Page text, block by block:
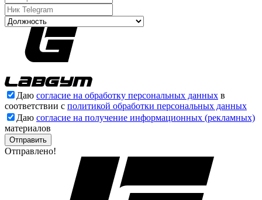
Даю согласие на обработку персональных данных в
соответствии с политикой обработки персональных данных
Даю согласие на получение информационных (рекламных)
материалов
Отправлено!